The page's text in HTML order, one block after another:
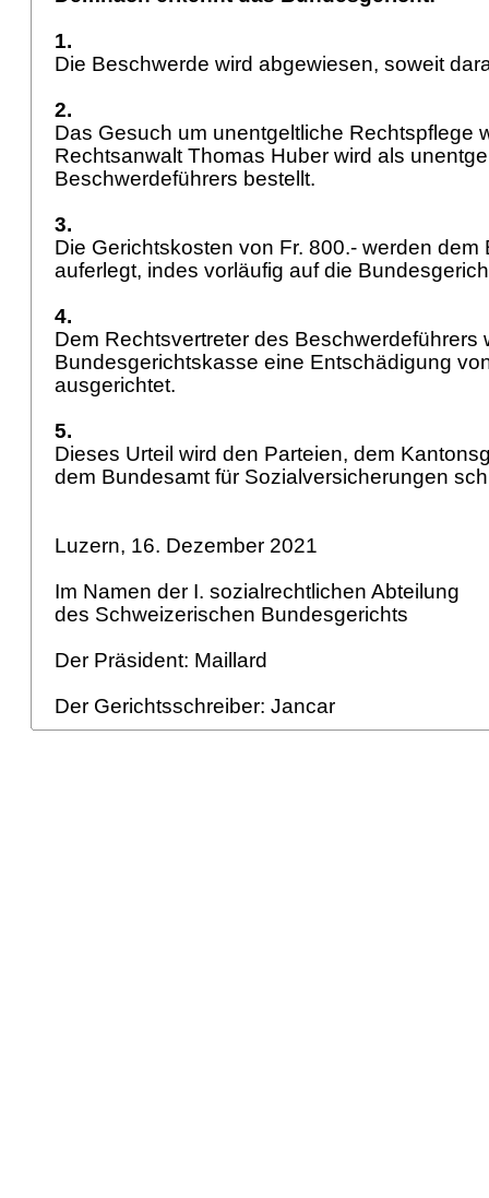
1.
Die Beschwerde wird abgewiesen, soweit
2.
Das Gesuch um unentgeltliche Rechtspflege
Rechtsanwalt Thomas Huber wird als
Beschwerdeführers bestellt.
3.
Die Gerichtskosten von Fr. 800.- werden dem
auferlegt, indes vorläufig auf die
4.
Dem Rechtsvertreter des Beschwerdeführers
Bundesgerichtskasse eine Entschädigung
ausgerichtet.
5.
Dieses Urteil wird den Parteien, dem
dem Bundesamt für Sozialversicherungen
Luzern, 16. Dezember 2021
Im Namen der I. sozialrechtlichen Abteilung
des Schweizerischen Bundesgerichts
Der Präsident: Maillard
Der Gerichtsschreiber: Jancar